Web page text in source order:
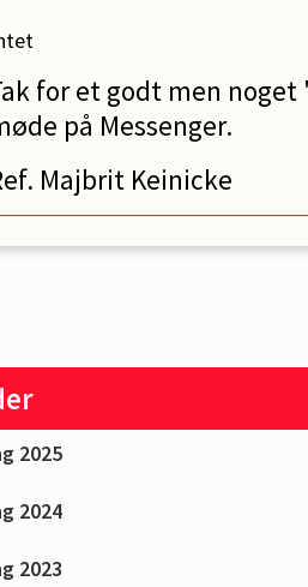
for et godt men
på Messenger.
Majbrit Keinicke